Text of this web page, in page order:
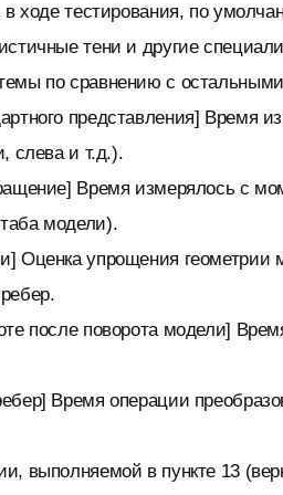
ходе тестирования, по
тени и другие
по сравнению с
представления] Время
слева и т.д.).
Время измерялось с
модели).
Оценка упрощения геометрии
после поворота модели]
Время операции
выполняемой в пункте 13